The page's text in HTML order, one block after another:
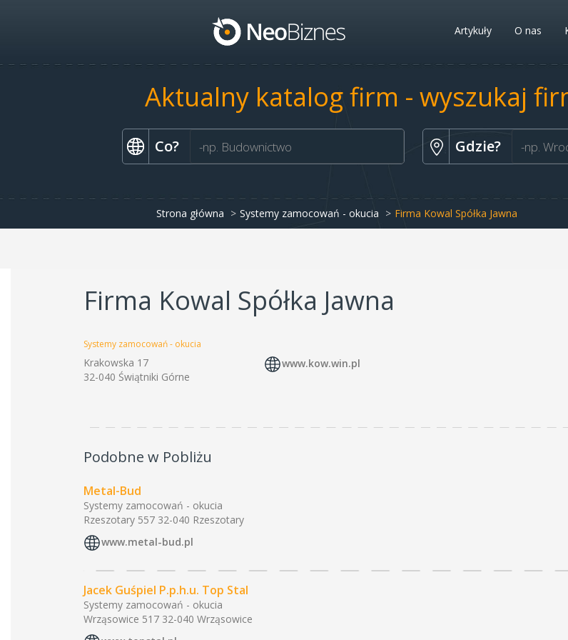
Artykuły O nas
Aktualny katalog firm - wyszukaj
Co? Gdzie?
Strona główna Systemy zamocowań - okucia Firma Kowal Spółka Jawna
Firma Kowal Spółka Jawna
Systemy zamocowań - okucia
Krakowska 17
32-040 Świątniki Górne
www.kow.win.pl
Podobne w Pobliżu
Metal-Bud
Systemy zamocowań - okucia
Rzeszotary 557 32-040 Rzeszotary
www.metal-bud.pl
Jacek Guśpiel P.p.h.u. Top Stal
Systemy zamocowań - okucia
Wrząsowice 517 32-040 Wrząsowice